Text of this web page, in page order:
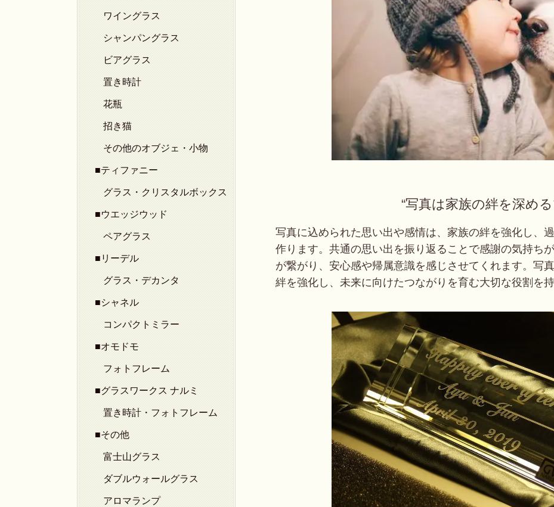
“写真は家族の絆を深め
写真に込められた思い出や感情は、家族の絆を強化し、
作ります。共通の思い出を振り返ることで感謝の気持ち
が繋がり、安心感や帰属意識を感じさせてくれます。写
絆を強化し、未来に向けたつながりを育む大切な役割を持
ワイングラス
シャンパングラス
ビアグラス
置き時計
花瓶
招き猫
その他のオブジェ・小物
■ティファニー
グラス・クリスタルボックス
■ウエッジウッド
ペアグラス
■リーデル
グラス・デカンタ
■シャネル
コンパクトミラー
■オモドモ
フォトフレーム
■グラスワークス ナルミ
置き時計・フォトフレーム
■その他
富士山グラス
ダブルウォールグラス
アロマランプ